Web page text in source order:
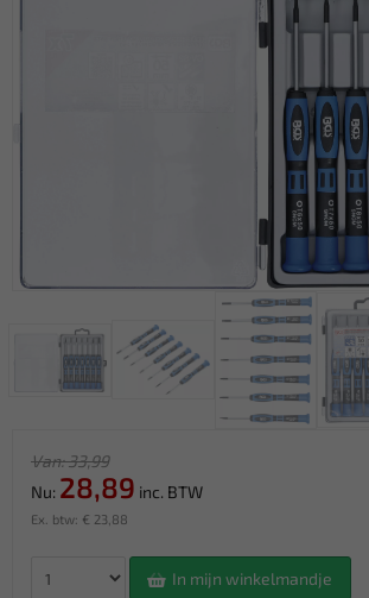
Van: 33,99
Nu: 28,89 inc. BTW
Ex. btw: € 23,88
In mijn winkelmandje